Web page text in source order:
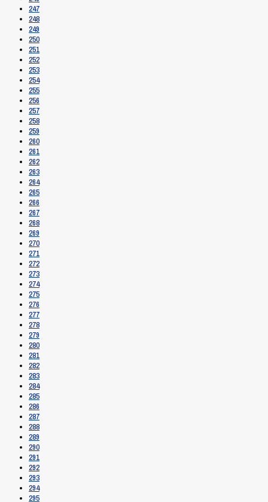
247
248
249
250
251
252
253
254
255
256
257
258
259
260
261
262
263
264
265
266
267
268
269
270
271
272
273
274
275
276
277
278
279
280
281
282
283
284
285
286
287
288
289
290
291
292
293
294
295